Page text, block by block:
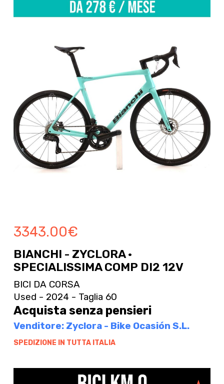
3343.00€
BIANCHI - ZYCLORA ·
SPECIALISSIMA COMP DI2 12V
BICI DA CORSA
Used - 2024 - Taglia 60
Acquista senza pensieri
Venditore: Zyclora - Bike Ocasión S.L.
SPEDIZIONE IN TUTTA ITALIA